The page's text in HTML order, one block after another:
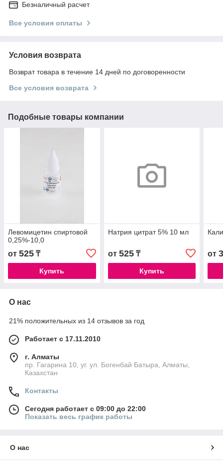
Безналичный расчет
Все условия оплаты
Условия возврата
Возврат товара в течение 14 дней по договоренности
Все условия возврата
Подобные товары компании
Левомицетин спиртовой
0,25%-10,0
от 525 ₸
Купить
Натрия цитрат 5% 10 мл
от 525₸
Купить
от
О нас
21% положительных из 14 отзывов за год
Работает с 17.11.2010
г. Алматы
пр. Гагарина 10, уг. ул. Богенбай Батыра, Алматы,
Казахстан
Контакты
Сегодня работает с 09:00 до 22:00
Показать весь график работы
О нас